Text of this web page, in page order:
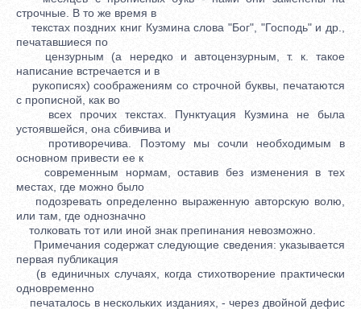
строчные. В то же время в
текстах поздних книг Кузмина слова "Бог", "Господь" и др.,
печатавшиеся по
цензурным (а нередко и автоцензурным, т. к. такое
написание встречается и в
рукописях) соображениям со строчной буквы, печатаются
с прописной, как во
всех прочих текстах. Пунктуация Кузмина не была
устоявшейся, она сбивчива и
противоречива. Поэтому мы сочли необходимым в
основном привести ее к
современным нормам, оставив без изменения в тех
местах, где можно было
подозревать определенно выраженную авторскую волю,
или там, где однозначно
толковать тот или иной знак препинания невозможно.
Примечания содержат следующие сведения: указывается
первая публикация
(в единичных случаях, когда стихотворение практически
одновременно
печаталось в нескольких изданиях, - через двойной дефис